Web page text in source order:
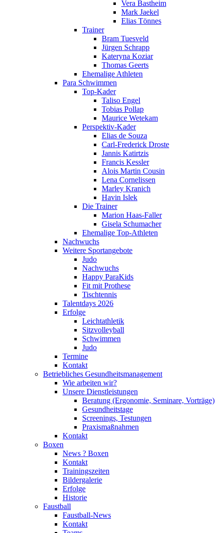
Vera Bastheim
Mark Jaekel
Elias Tönnes
Trainer
Bram Tuesveld
Jürgen Schrapp
Kateryna Koziar
Thomas Geerts
Ehemalige Athleten
Para Schwimmen
Top-Kader
Taliso Engel
Tobias Pollap
Maurice Wetekam
Perspektiv-Kader
Elias de Souza
Carl-Frederick Droste
Jannis Katirtzis
Francis Kessler
Alois Martin Cousin
Lena Cornelissen
Marley Kranich
Havin Islek
Die Trainer
Marion Haas-Faller
Gisela Schumacher
Ehemalige Top-Athleten
Nachwuchs
Weitere Sportangebote
Judo
Nachwuchs
Happy ParaKids
Fit mit Prothese
Tischtennis
Talentdays 2026
Erfolge
Leichtathletik
Sitzvolleyball
Schwimmen
Judo
Termine
Kontakt
Betriebliches Gesundheits­management
Wie arbeiten wir?
Unsere Dienstleistungen
Beratung (Ergonomie, Seminare, Vorträge)
Gesundheitstage
Screenings, Testungen
Praxismaßnahmen
Kontakt
Boxen
News ? Boxen
Kontakt
Trainingszeiten
Bildergalerie
Erfolge
Historie
Faustball
Faustball-News
Kontakt